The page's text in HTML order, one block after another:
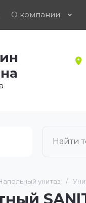
О компании
унитаз /